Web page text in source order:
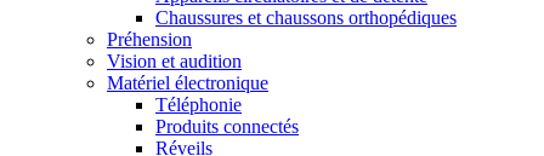
Chaussures et chaussons orthopédiques
Préhension
Vision et audition
Matériel électronique
Téléphonie
Produits connectés
Réveils